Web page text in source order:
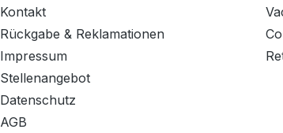
Kontakt
Rückgabe & Reklamationen
Impressum
Stellenangebot
Datenschutz
AGB